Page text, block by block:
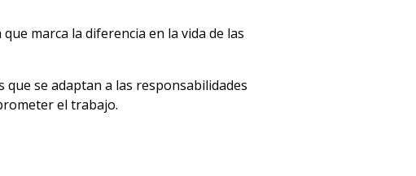
marca la diferencia en la vida de las
se adaptan a las responsabilidades
el trabajo.